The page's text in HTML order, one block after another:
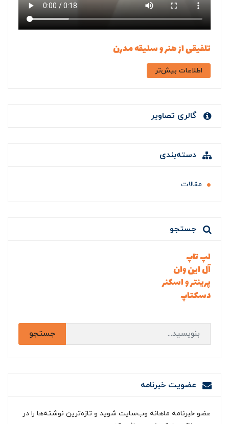
تلفیقی از هنر و سلیقه مدرن
اطلاعات بیش‌تر
گالری تصاویر
دسته‌بندی
مقالات
جستجو
لپ تاپ
آل این وان
پرینتر و اسکنر
دسکتاپ
جستجو
عضویت خبرنامه
عضو خبرنامه ماهانه وب‌سایت شوید و تازه‌ترین نوشته‌ها را در